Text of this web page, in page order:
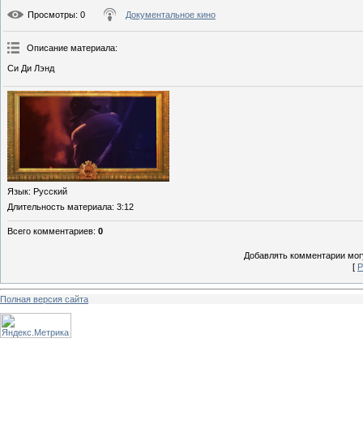
Просмотры: 0 Документальное кино
Описание материала:
Си Ди Лэнд
Язык: Русский
Длительность материала: 3:12
Всего комментариев: 0
Добавлять комментарии
[
Полная версия сайта